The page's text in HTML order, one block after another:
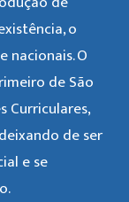
o
nacionais. O
de São
Curriculares,
de ser
e se